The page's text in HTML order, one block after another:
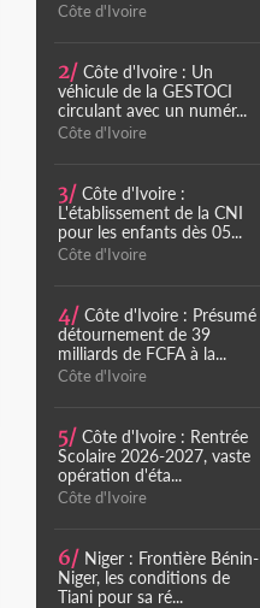
Côte d'Ivoire
2/ Côte d'Ivoire : Un
véhicule de la GESTOCI
circulant avec un numér...
Côte d'Ivoire
3/ Côte d'Ivoire :
L'établissement de la CNI
pour les enfants dès 05...
Côte d'Ivoire
4/ Côte d'Ivoire : Présumé
détournement de 39
milliards de FCFA à la...
Côte d'Ivoire
5/ Côte d'Ivoire : Rentrée
Scolaire 2026-2027, vaste
opération d'éta...
Côte d'Ivoire
6/ Niger : Frontière Bénin-
Niger, les conditions de
Tiani pour sa ré...